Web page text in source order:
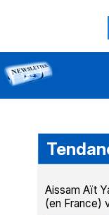
Aissam Aït
(en France)